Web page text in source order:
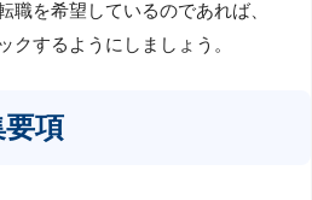
職を希望しているのであれば、
クするようにしましょう。
項